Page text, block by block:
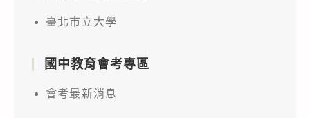
臺北市立大學
國中教育會考專區
會考最新消息